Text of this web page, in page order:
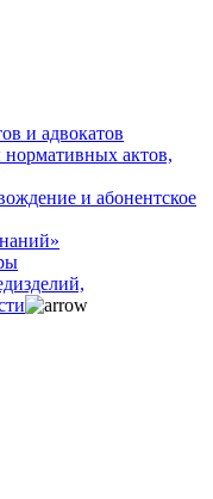
и адвокатов
актов,
и абонентское